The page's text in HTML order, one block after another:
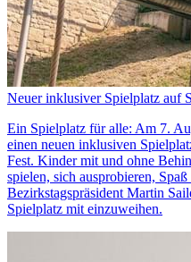
Neuer inklusiver Spielplatz auf
Ein Spielplatz für alle: Am 7.
einen neuen inklusiven
Fest. Kinder mit und ohne
spielen, sich ausprobieren,
Bezirkstagspräsident Martin
Spielplatz mit einzuweihen.